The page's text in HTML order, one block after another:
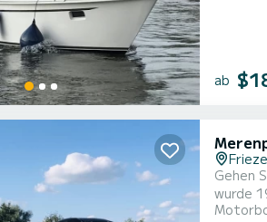
ab
Gehen
wurde